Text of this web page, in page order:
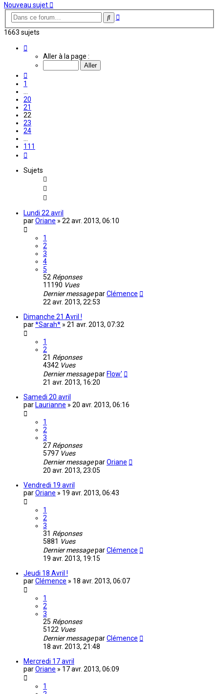
Nouveau sujet
Rechercher
Recherche
1663 sujets
Aller à la page :
1
20
21
22
23
24
111
Sujets
Lundi 22 avril
parOriane » 22 avr. 2013, 06:10
1
2
3
4
5
52 Réponses
11190 Vues
Dernier messageparClémence
22 avr. 2013, 22:53
Dimanche 21 Avril !
par*Sarah* » 21 avr. 2013, 07:32
1
2
21 Réponses
4342 Vues
Dernier messagepar Flow'
21 avr. 2013, 16:20
Samedi 20 avril
par Laurianne » 20 avr. 2013, 06:16
1
2
3
27 Réponses
5797 Vues
Dernier messageparOriane
20 avr. 2013, 23:05
Vendredi 19 avril
parOriane » 19 avr. 2013, 06:43
1
2
3
31 Réponses
5881 Vues
Dernier messageparClémence
19 avr. 2013, 19:15
Jeudi 18 Avril !
parClémence » 18 avr. 2013, 06:07
1
2
3
25 Réponses
5122 Vues
Dernier messageparClémence
18 avr. 2013, 21:48
Mercredi 17 avril
parOriane » 17 avr. 2013, 06:09
1